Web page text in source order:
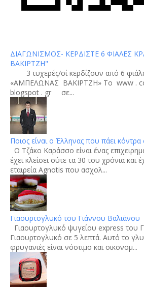
ΔΙΑΓΩΝΙΣΜΟΣ- ΚΕΡΔΙΣΤΕ 6 ΦΙΑΛΕΣ
ΒΑΚΙΡΤΖΗ"
3 τυχερές/οί κερδίζουν από 6
«ΑΜΠΕΛΩΝΑΣ ΒΑΚΙΡΤΖΗ» To www .
blogspot . gr σε...
Ποιος είναι ο Έλληνας που πάει κόντρα
Ο Τζάκο Καράσσο είναι ένας
έχει κλείσει ούτε τα 30 του χρόνια και
εταιρεία Agnotis που ασχολ...
Γιαουρτογλυκό του Γιάννου Βαλιάνου
Γιαουρτογλυκό ψυγείου express του
Γιαουρτογλυκό σε 5 λεπτά. Αυτό το
φρυγανιές είναι νόστιμο και οικονομ...